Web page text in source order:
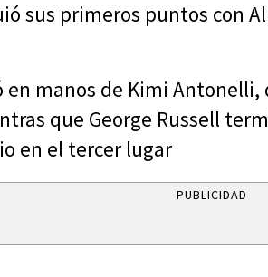
sus primeros puntos con
en manos de Kimi
que George Russell
en el tercer lugar
PUBLICIDAD